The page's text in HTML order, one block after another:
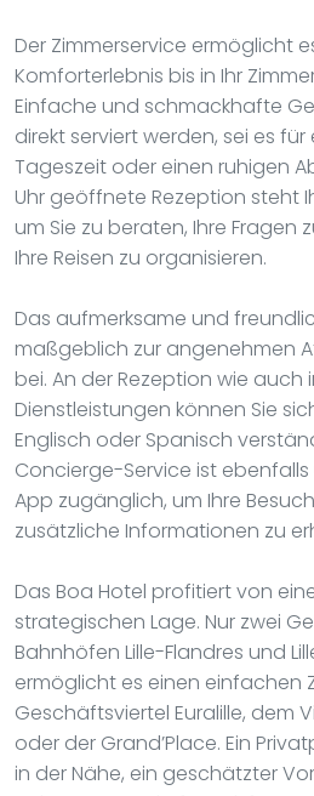
Der Zimmerservice ermöglicht
Komforterlebnis bis in Ihr
Einfache und schmackhafte
direkt serviert werden, sei es
Tageszeit oder einen ruhigen
Uhr geöffnete Rezeption steht
um Sie zu beraten, Ihre
Ihre Reisen zu organisieren.
Das aufmerksame und
maßgeblich zur angenehmen
bei. An der Rezeption wie auch
Dienstleistungen können Sie
Englisch oder Spanisch
Concierge-Service ist
App zugänglich, um Ihre
zusätzliche Informationen zu
Das Boa Hotel profitiert von
strategischen Lage. Nur zwei
Bahnhöfen Lille-Flandres und
ermöglicht es einen einfachen
Geschäftsviertel Euralille, dem
oder der Grand’Place. Ein
in der Nähe, ein geschätzter